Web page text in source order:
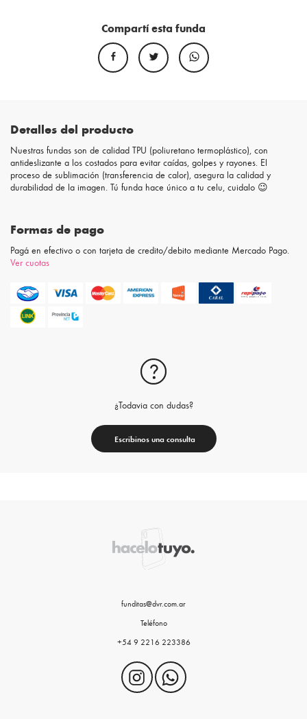
Compartí esta funda
Detalles del producto
Nuestras fundas son de calidad TPU (poliuretano termoplástico), con
antideslizante a los costados para evitar caídas, golpes y rayones. El
proceso de sublimación (transferencia de calor), asegura la calidad y
durabilidad de la imagen. Tú funda hace único a tu celu, cuidalo 😉
Formas de pago
Pagá en efectivo o con tarjeta de credito/debito mediante Mercado Pago.
Ver cuotas
¿Todavia con dudas?
Escribinos una consulta
funditas@dvr.com.ar
Teléfono
+54 9 2216 223386